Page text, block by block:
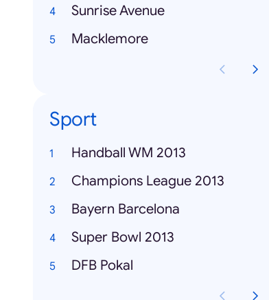
Sunrise Avenue
Macklemore
Sport
Handball WM 2013
Champions League 2013
Bayern Barcelona
Super Bowl 2013
DFB Pokal